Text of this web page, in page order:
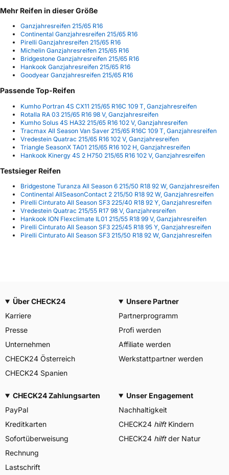
Mehr Reifen in dieser Größe
Ganzjahresreifen 215/65 R16
Continental Ganzjahresreifen 215/65 R16
Pirelli Ganzjahresreifen 215/65 R16
Michelin Ganzjahresreifen 215/65 R16
Bridgestone Ganzjahresreifen 215/65 R16
Hankook Ganzjahresreifen 215/65 R16
Goodyear Ganzjahresreifen 215/65 R16
Passende Top-Reifen
Kumho Portran 4S CX11 215/65 R16C 109 T, Ganzjahresreifen
Rotalla RA 03 215/65 R16 98 V, Ganzjahresreifen
Kumho Solus 4S HA32 215/65 R16 102 V, Ganzjahresreifen
Tracmax All Season Van Saver 215/65 R16C 109 T, Ganzjahresreifen
Vredestein Quatrac 215/65 R16 102 V, Ganzjahresreifen
Triangle SeasonX TA01 215/65 R16 102 H, Ganzjahresreifen
Hankook Kinergy 4S 2 H750 215/65 R16 102 V, Ganzjahresreifen
Testsieger Reifen
Bridgestone Turanza All Season 6 215/50 R18 92 W, Ganzjahresreifen
Continental AllSeasonContact 2 215/50 R18 92 W, Ganzjahresreifen
Pirelli Cinturato All Season SF3 225/40 R18 92 Y, Ganzjahresreifen
Vredestein Quatrac 215/55 R17 98 V, Ganzjahresreifen
Hankook ION Flexclimate IL01 215/55 R18 99 V, Ganzjahresreifen
Pirelli Cinturato All Season SF3 225/45 R18 95 Y, Ganzjahresreifen
Pirelli Cinturato All Season SF3 215/50 R18 92 W, Ganzjahresreifen
Über CHECK24
Karriere
Presse
Unternehmen
CHECK24 Österreich
CHECK24 Spanien
Unsere Partner
Partnerprogramm
Profi werden
Affiliate werden
Werkstattpartner werden
CHECK24 Zahlungsarten
PayPal
Kreditkarten
Sofortüberweisung
Rechnung
Lastschrift
Unser Engagement
Nachhaltigkeit
CHECK24 hilftKindern
CHECK24 hilftder Natur